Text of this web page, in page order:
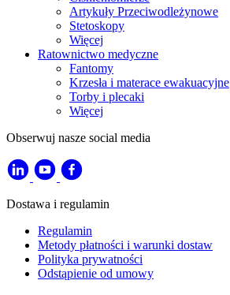
Artykuły Przeciwodleżynowe
Stetoskopy
Więcej
Ratownictwo medyczne
Fantomy
Krzesła i materace ewakuacyjne
Torby i plecaki
Więcej
Obserwuj nasze social media
Dostawa i regulamin
Regulamin
Metody płatności i warunki dostaw
Polityka prywatności
Odstąpienie od umowy